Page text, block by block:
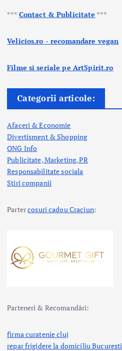
*** Contact & Publicitate ***
Velicios.ro - recomandare vegan
Filme si seriale pe ArtSpirit.ro
Categorii articole:
Afaceri & Economie
Divertisment & Shopping
ONG Info
Publicitate, Marketing, PR
Responsabilitate sociala
Stiri companii
Partercosuri cadou Craciun:
Parteneri & Recomandări:
firma curatenie cluj
repar frigidere la domiciliu Bucuresti